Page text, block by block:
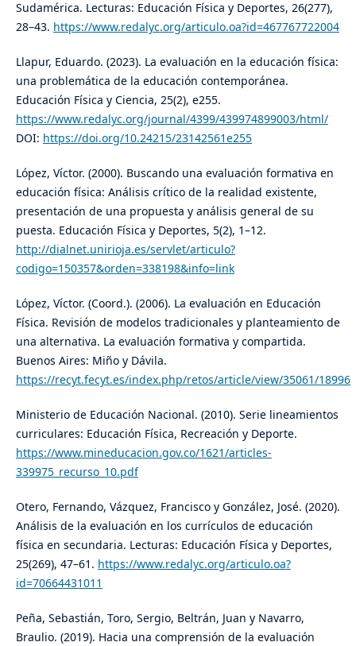
Sudamérica. Lecturas: Educación Física y Deportes, 26(277),
28–43. https://www.redalyc.org/articulo.oa?id=467767722004
Llapur, Eduardo. (2023). La evaluación en la educación física:
una problemática de la educación contemporánea.
Educación Física y Ciencia, 25(2), e255.
https://www.redalyc.org/journal/4399/439974899003/html/
DOI: https://doi.org/10.24215/23142561e255
López, Víctor. (2000). Buscando una evaluación formativa en
educación física: Análisis crítico de la realidad existente,
presentación de una propuesta y análisis general de su
puesta. Educación Física y Deportes, 5(2), 1–12.
http://dialnet.unirioja.es/servlet/articulo?
codigo=150357&orden=338198&info=link
López, Víctor. (Coord.). (2006). La evaluación en Educación
Física. Revisión de modelos tradicionales y planteamiento de
una alternativa. La evaluación formativa y compartida.
Buenos Aires: Miño y Dávila.
https://recyt.fecyt.es/index.php/retos/article/view/35061/18996
Ministerio de Educación Nacional. (2010). Serie lineamientos
curriculares: Educación Física, Recreación y Deporte.
https://www.mineducacion.gov.co/1621/articles-
339975_recurso_10.pdf
Otero, Fernando, Vázquez, Francisco y González, José. (2020).
Análisis de la evaluación en los currículos de educación
física en secundaria. Lecturas: Educación Física y Deportes,
25(269), 47–61. https://www.redalyc.org/articulo.oa?
id=70664431011
Peña, Sebastián, Toro, Sergio, Beltrán, Juan y Navarro,
Braulio. (2019). Hacia una comprensión de la evaluación